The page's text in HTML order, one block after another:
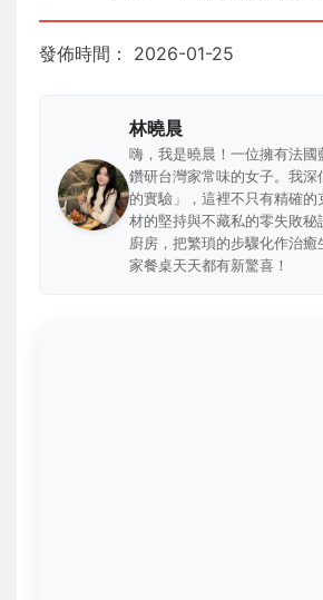
發佈時間： 2026-01-25
林曉晨
嗨，我是曉晨！一位擁有法國
鑽研台灣家常味的女子。我深
的實驗」，這裡不只有精確的
材的堅持與不藏私的零失敗秘
廚房，把繁瑣的步驟化作治
家餐桌天天都有新驚喜！